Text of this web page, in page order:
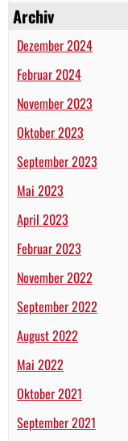
Archiv
Dezember 2024
Februar 2024
November 2023
Oktober 2023
September 2023
Mai 2023
April 2023
Februar 2023
November 2022
September 2022
August 2022
Mai 2022
Oktober 2021
September 2021